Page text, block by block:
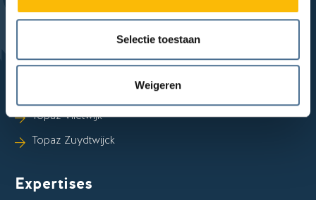
Selectie toestaan
Weigeren
Topaz Munnekeweij
Topaz Overrhyn
Topaz Vlietwijk
Topaz Zuydtwijck
Expertises